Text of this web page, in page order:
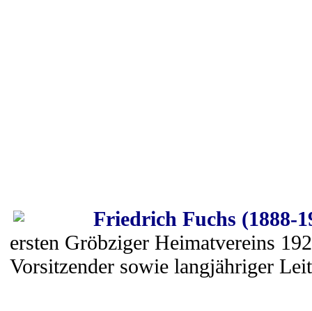
Friedrich Fuchs (1888-
ersten Gröbziger Heimatvereins
Vorsitzender sowie langjähriger